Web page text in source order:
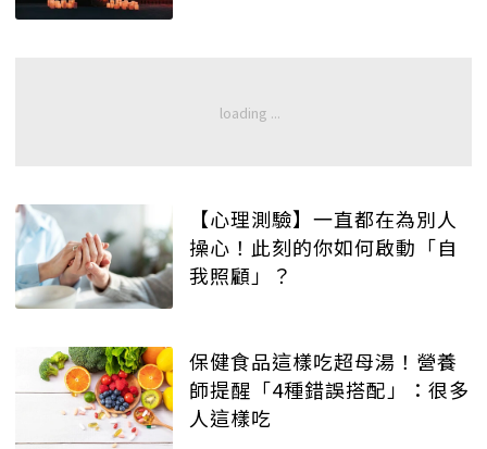
【心理測驗】一直都在為別人
操心！此刻的你如何啟動「自
我照顧」？
保健食品這樣吃超母湯！營養
師提醒「4種錯誤搭配」：很多
人這樣吃